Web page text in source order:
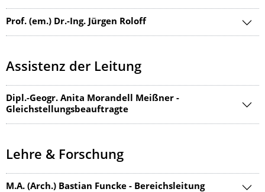
Prof. (em.) Dr.-Ing. Jürgen Roloff
Assistenz der Leitung
Dipl.-Geogr. Anita Morandell Meißner -
Gleichstellungsbeauftragte
Lehre & Forschung
M.A. (Arch.) Bastian Funcke - Bereichsleitung